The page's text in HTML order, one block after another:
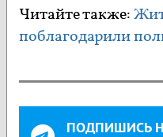
Читайте также:
поблагодарили
ПОДПИШИСЬ